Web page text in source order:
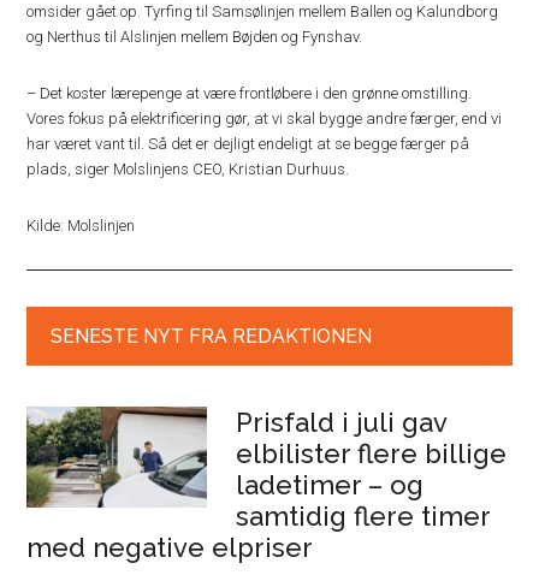
omsider gået op. Tyrfing til Samsølinjen mellem Ballen og Kalundborg
og Nerthus til Alslinjen mellem Bøjden og Fynshav.
– Det koster lærepenge at være frontløbere i den grønne omstilling.
Vores fokus på elektrificering gør, at vi skal bygge andre færger, end vi
har været vant til. Så det er dejligt endeligt at se begge færger på
plads, siger Molslinjens CEO, Kristian Durhuus.
Kilde: Molslinjen
SENESTE NYT FRA REDAKTIONEN
Prisfald i juli gav
elbilister flere billige
ladetimer – og
samtidig flere timer
med negative elpriser